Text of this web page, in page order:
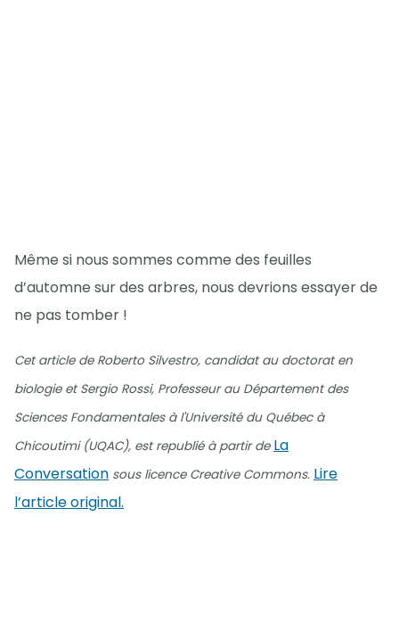
Même si nous sommes comme des feuilles
d’automne sur des arbres, nous devrions essayer de
ne pas tomber !
Cet article de Roberto Silvestro, candidat au doctorat en
biologie et Sergio Rossi, Professeur au Département des
Sciences Fondamentales à l'Université du Québec à
Chicoutimi (UQAC), est republié à partir de La
Conversation sous licence Creative Commons. Lire
l’article original.